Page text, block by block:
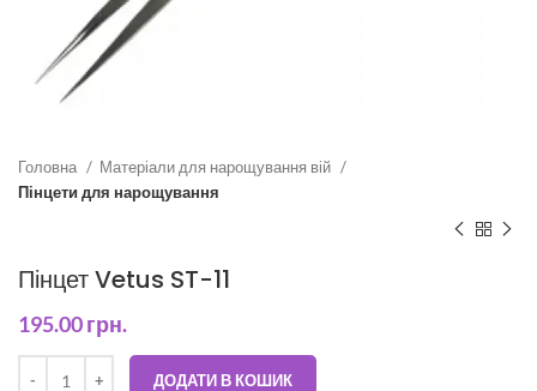
Головна
Матеріали для нарощування вій
Пінцети для нарощування
Пінцет Vetus ST-11
195.00грн.
ДОДАТИ В КОШИК